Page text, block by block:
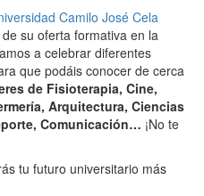
Camilo José Cela
su oferta formativa en la
a celebrar diferentes
que podáis conocer de cerca
de Fisioterapia, Cine,
Arquitectura, Ciencias
Comunicación… ¡No te
tu futuro universitario más